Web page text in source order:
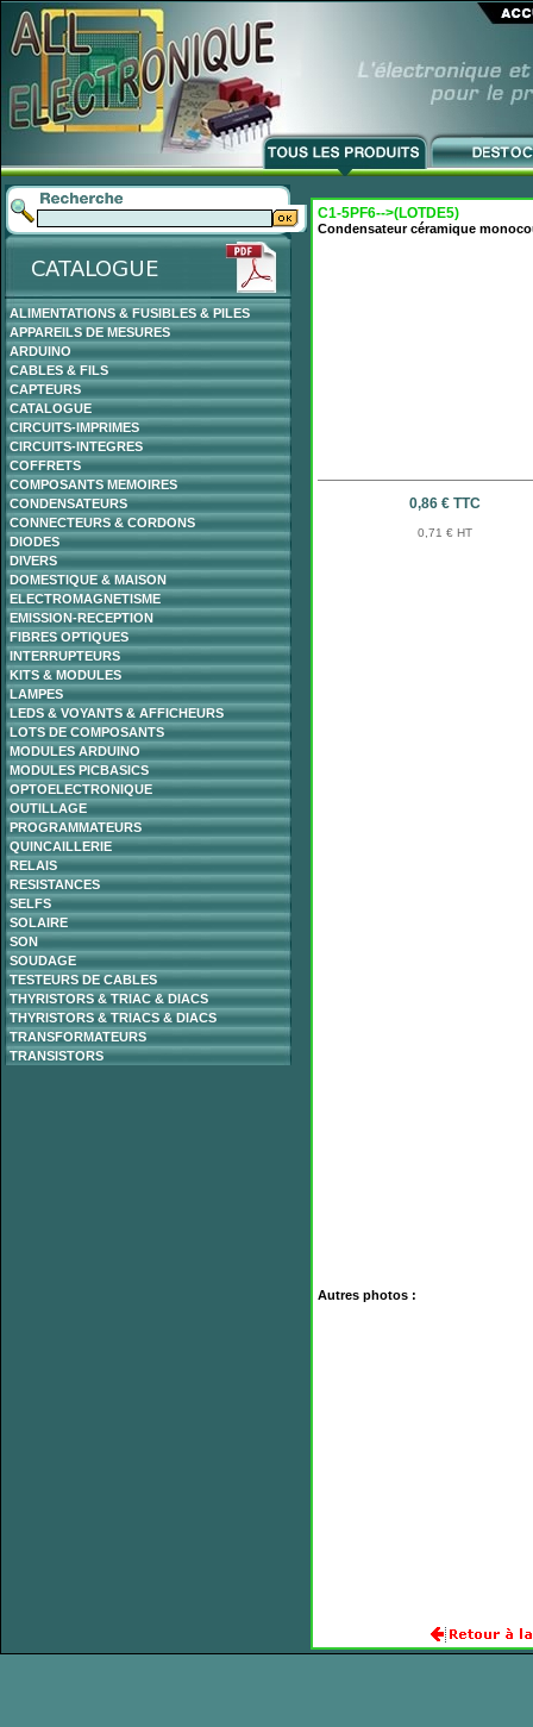
ALIMENTATIONS & FUSIBLES & PILES
APPAREILS DE MESURES
ARDUINO
CABLES & FILS
CAPTEURS
CATALOGUE
CIRCUITS-IMPRIMES
CIRCUITS-INTEGRES
COFFRETS
COMPOSANTS MEMOIRES
CONDENSATEURS
CONNECTEURS & CORDONS
DIODES
DIVERS
DOMESTIQUE & MAISON
ELECTROMAGNETISME
EMISSION-RECEPTION
FIBRES OPTIQUES
INTERRUPTEURS
KITS & MODULES
LAMPES
LEDS & VOYANTS & AFFICHEURS
LOTS DE COMPOSANTS
MODULES ARDUINO
MODULES PICBASICS
OPTOELECTRONIQUE
OUTILLAGE
PROGRAMMATEURS
QUINCAILLERIE
RELAIS
RESISTANCES
SELFS
SOLAIRE
SON
SOUDAGE
TESTEURS DE CABLES
THYRISTORS & TRIAC & DIACS
THYRISTORS & TRIACS & DIACS
TRANSFORMATEURS
TRANSISTORS
C1-5PF6-->(LOTDE5)
Condensateur céramique
0,86 € TTC
0,71 € HT
Autres photos :